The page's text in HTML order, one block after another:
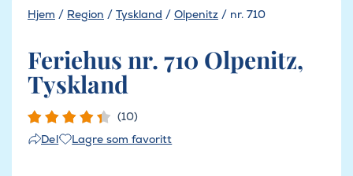
Hjem / Region / Tyskland / Olpenitz / nr. 710
Feriehus nr. 710 Olpenitz,
Tyskland
(10)
Del
Lagre som favoritt